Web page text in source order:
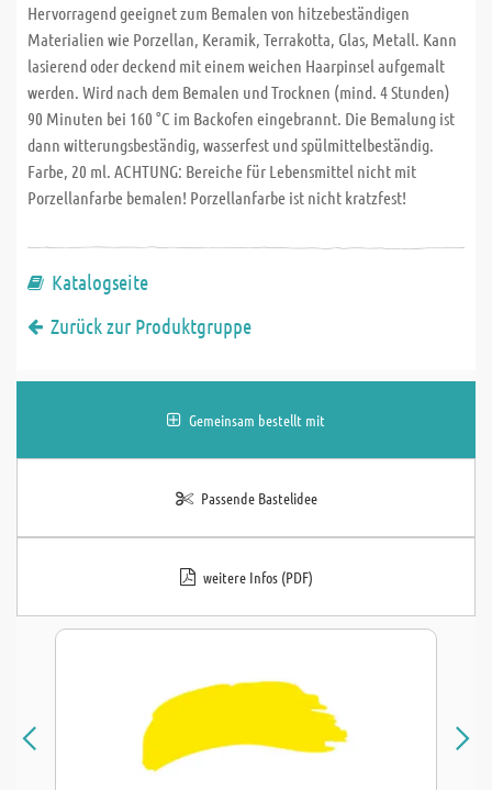
Hervorragend geeignet zum Bemalen von hitzebeständigen
Materialien wie Porzellan, Keramik, Terrakotta, Glas, Metall. Kann
lasierend oder deckend mit einem weichen Haarpinsel aufgemalt
werden. Wird nach dem Bemalen und Trocknen (mind. 4 Stunden)
90 Minuten bei 160 °C im Backofen eingebrannt. Die Bemalung ist
dann witterungsbeständig, wasserfest und spülmittelbeständig.
Farbe, 20 ml. ACHTUNG: Bereiche für Lebensmittel nicht mit
Porzellanfarbe bemalen! Porzellanfarbe ist nicht kratzfest!
Katalogseite
Zurück zur Produktgruppe
Gemeinsam bestellt mit
Passende Bastelidee
weitere Infos (PDF)